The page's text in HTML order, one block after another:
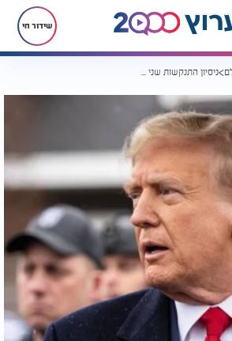
שידור חי
ניסיון התנקשות שני בטראמפ: חשוד נעצר עם קלצ'ניקוב